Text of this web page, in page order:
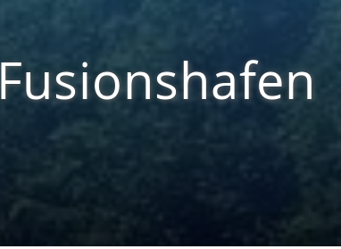
Fusionshafen